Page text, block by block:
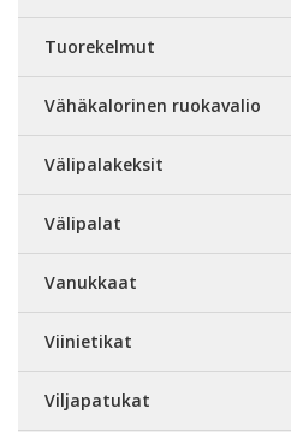
Tuorekelmut
Vähäkalorinen ruokavalio
Välipalakeksit
Välipalat
Vanukkaat
Viinietikat
Viljapatukat